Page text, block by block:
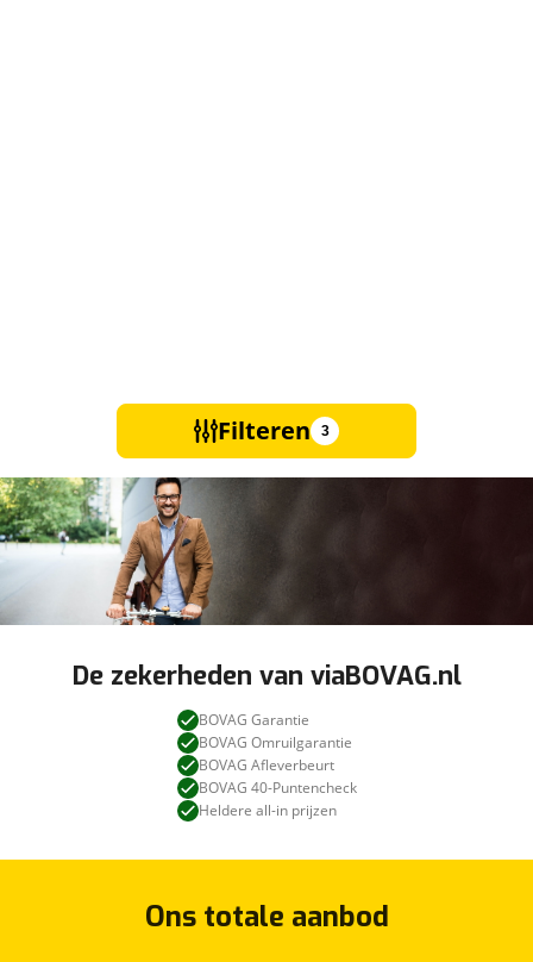
Filteren 3
De zekerheden van viaBOVAG.nl
BOVAG Garantie
BOVAG Omruilgarantie
BOVAG Afleverbeurt
BOVAG 40-Puntencheck
Heldere all-in prijzen
Ons totale aanbod